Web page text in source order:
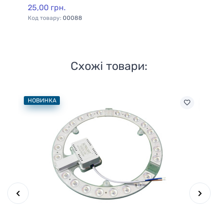
25,00 грн.
Код товару: 00088
Схожі товари:
НОВИНКА